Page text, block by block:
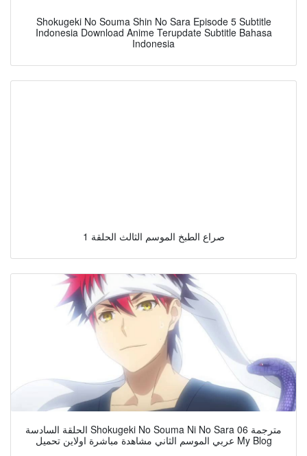
Shokugeki No Souma Shin No Sara Episode 5 Subtitle
Indonesia Download Anime Terupdate Subtitle Bahasa
Indonesia
صراع الطبخ الموسم الثالث الحلقة 1
الحلقة السادسة Shokugeki No Souma Ni No Sara 06 مترجمة
عربي الموسم الثاني مشاهدة مباشرة اولاين تحميل My Blog